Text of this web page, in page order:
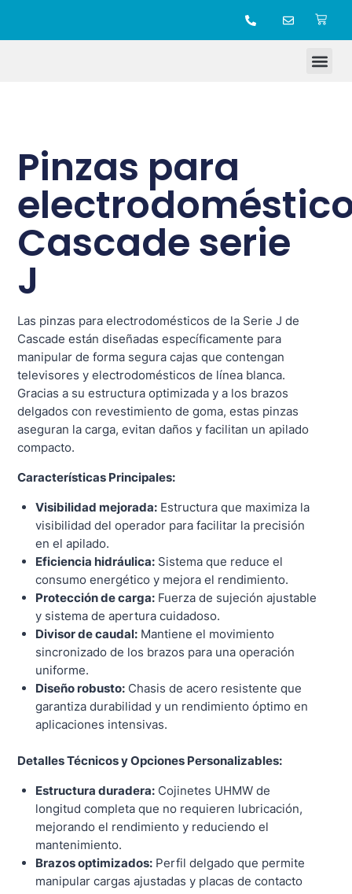
Pinzas para
Cascade serie
J
Las pinzas para electrodomésticos de la Serie J de
Cascade están diseñadas específicamente para
manipular de forma segura cajas que contengan
televisores y electrodomésticos de línea blanca.
Gracias a su estructura optimizada y a los brazos
delgados con revestimiento de goma, estas pinzas
aseguran la carga, evitan daños y facilitan un apilado
compacto.
Características Principales:
Visibilidad mejorada:Estructura que maximiza la
visibilidad del operador para facilitar la precisión
en el apilado.
Eficiencia hidráulica:Sistema que reduce el
consumo energético y mejora el rendimiento.
Protección de carga:Fuerza de sujeción ajustable
y sistema de apertura cuidadoso.
Divisor de caudal:Mantiene el movimiento
sincronizado de los brazos para una operación
uniforme.
Diseño robusto:Chasis de acero resistente que
garantiza durabilidad y un rendimiento óptimo en
aplicaciones intensivas.
Detalles Técnicos y Opciones Personalizables:
Estructura duradera:Cojinetes UHMW de
longitud completa que no requieren lubricación,
mejorando el rendimiento y reduciendo el
mantenimiento.
Brazos optimizados:Perfil delgado que permite
manipular cargas ajustadas y placas de contacto